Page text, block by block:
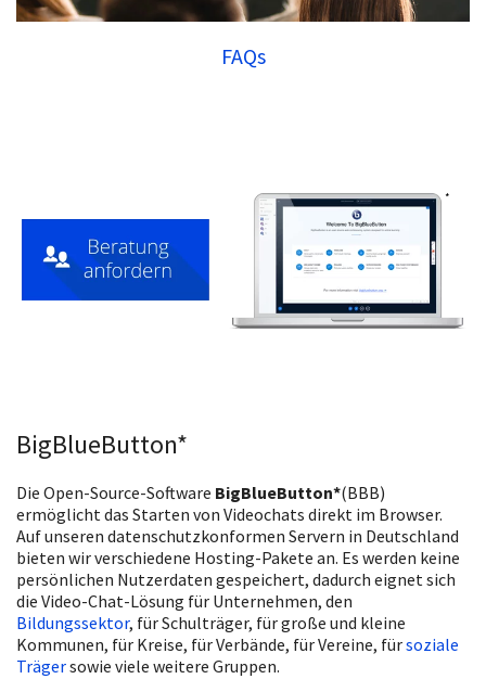
FAQs
BigBlueButton*
Die Open-Source-Software BigBlueButton*(BBB)
ermöglicht das Starten von Videochats direkt im Browser.
Auf unseren datenschutzkonformen Servern in Deutschland
bieten wir verschiedene Hosting-Pakete an. Es werden keine
persönlichen Nutzerdaten gespeichert, dadurch eignet sich
die Video-Chat-Lösung für Unternehmen, den
Bildungssektor, für Schulträger, für große und kleine
Kommunen, für Kreise, für Verbände, für Vereine, fürsoziale
Trägersowie viele weitere Gruppen.